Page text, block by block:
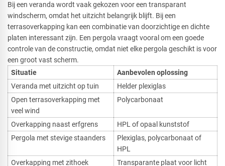
Bij een veranda wordt vaak gekozen voor een transparant
windscherm, omdat het uitzicht belangrijk blijft. Bij een
terrasoverkapping kan een combinatie van doorzichtige en dichte
platen interessant zijn. Een pergola vraagt vooral om een goede
controle van de constructie, omdat niet elke pergola geschikt is voor
een groot vast scherm.
Situatie
Aanbevolen oplossing
Veranda met uitzicht op tuin
Helder plexiglas
Open terrasoverkapping met
veel wind
Polycarbonaat
Overkapping naast erfgrens
HPL of opaal kunststof
Pergola met stevige staanders
Plexiglas, polycarbonaat of
HPL
Overkapping met zithoek
Transparante plaat voor licht